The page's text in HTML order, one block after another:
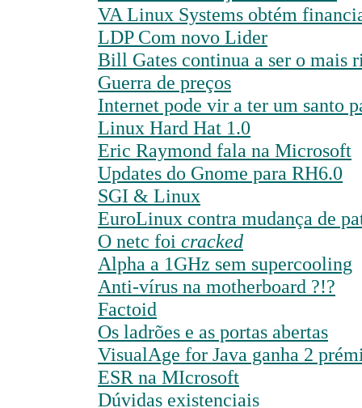
VA Linux Systems obtém
LDP Com novo Lider
Bill Gates continua a ser o mais
Guerra de preços
Internet pode vir a ter um santo
Linux Hard Hat 1.0
Eric Raymond fala na Microsoft
Updates do Gnome para RH6.0
SGI & Linux
EuroLinux contra mudança de
O netc foi cracked
Alpha a 1GHz sem supercooling
Anti-vírus na motherboard ?!?
Factoid
Os ladrões e as portas abertas
VisualAge for Java ganha 2
ESR na MIcrosoft
Dúvidas existenciais